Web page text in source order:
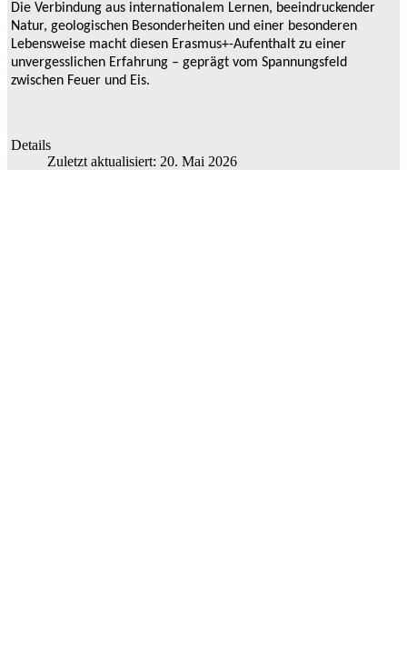
Die Verbindung aus internationalem Lernen, beeindruckender
Natur, geologischen Besonderheiten und einer besonderen
Lebensweise macht diesen Erasmus+-Aufenthalt zu einer
unvergesslichen Erfahrung – geprägt vom Spannungsfeld
zwischen Feuer und Eis.
Details
Zuletzt aktualisiert: 20. Mai 2026